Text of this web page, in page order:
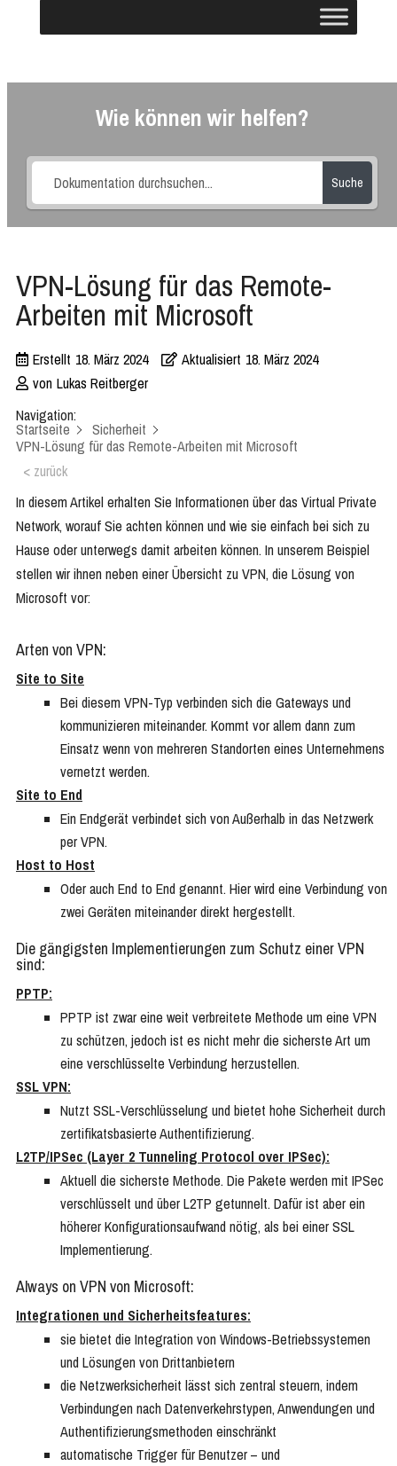
Wie können wir helfen?
Suche
VPN-Lösung für das Remote-
Arbeiten mit Microsoft
Erstellt 18. März 2024 Aktualisiert 18. März 2024
von Lukas Reitberger
Navigation:
Startseite
Sicherheit
VPN-Lösung für das Remote-Arbeiten mit Microsoft
< zurück
In diesem Artikel erhalten Sie Informationen über das Virtual Private
Network, worauf Sie achten können und wie sie einfach bei sich zu
Hause oder unterwegs damit arbeiten können. In unserem Beispiel
stellen wir ihnen neben einer Übersicht zu VPN, die Lösung von
Microsoft vor:
Arten von VPN:
Site to Site
Bei diesem VPN-Typ verbinden sich die Gateways und
kommunizieren miteinander. Kommt vor allem dann zum
Einsatz wenn von mehreren Standorten eines Unternehmens
vernetzt werden.
Site to End
Ein Endgerät verbindet sich von Außerhalb in das Netzwerk
per VPN.
Host to Host
Oder auch End to End genannt. Hier wird eine Verbindung von
zwei Geräten miteinander direkt hergestellt.
Die gängigsten Implementierungen zum Schutz einer VPN
sind:
PPTP:
PPTP ist zwar eine weit verbreitete Methode um eine VPN
zu schützen, jedoch ist es nicht mehr die sicherste Art um
eine verschlüsselte Verbindung herzustellen.
SSL VPN:
Nutzt SSL-Verschlüsselung und bietet hohe Sicherheit durch
zertifikatsbasierte Authentifizierung.
L2TP/IPSec (Layer 2 Tunneling Protocol over IPSec):
Aktuell die sicherste Methode. Die Pakete werden mit IPSec
verschlüsselt und über L2TP getunnelt. Dafür ist aber ein
höherer Konfigurationsaufwand nötig, als bei einer SSL
Implementierung.
Always on VPN von Microsoft:
Integrationen und Sicherheitsfeatures:
sie bietet die Integration von Windows-Betriebssystemen
und Lösungen von Drittanbietern
die Netzwerksicherheit lässt sich zentral steuern, indem
Verbindungen nach Datenverkehrstypen, Anwendungen und
Authentifizierungsmethoden einschränkt
automatische Trigger für Benutzer – und